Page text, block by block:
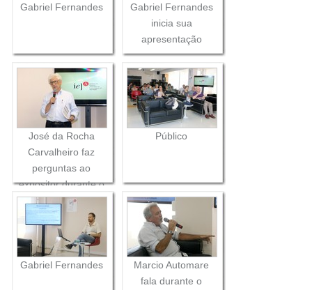
Gabriel Fernandes
Gabriel Fernandes
inicia sua
apresentação
José da Rocha
Carvalheiro faz
perguntas ao
expositor durante o
debate
Público
Gabriel Fernandes
Marcio Automare
fala durante o